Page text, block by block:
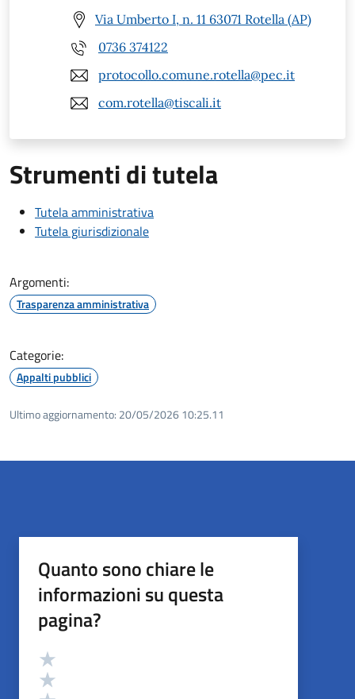
Via Umberto I, n. 11 63071 Rotella (AP)
0736 374122
protocollo.comune.rotella@pec.it
com.rotella@tiscali.it
Strumenti di tutela
Tutela amministrativa
Tutela giurisdizionale
Argomenti:
Trasparenza amministrativa
Categorie:
Appalti pubblici
Ultimo aggiornamento: 20/05/2026 10:25.11
Quanto sono chiare le
informazioni su questa
pagina?
Valutazione